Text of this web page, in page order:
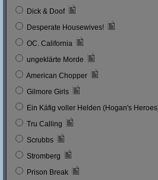
Dick & Doof
Desperate Housewives!
OC. California
ungeklärte Morde
American Chopper
Gilmore Girls
Ein Käfig voller Helden (Hogan's
Tru Calling
Scrubbs
Stromberg
Prison Break